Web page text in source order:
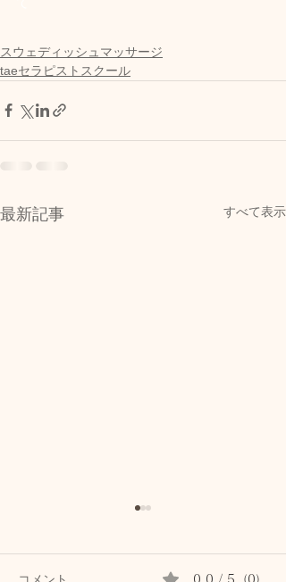
スウェディッシュマッサージ
taeセラピストスクール
最新記事 すべて表示
0.0 / 5（0）